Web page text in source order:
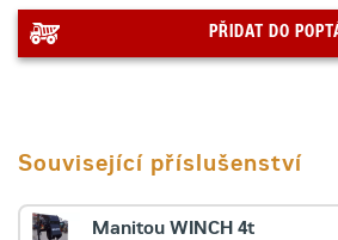
PŘIDAT DO
Související příslušenství
Manitou WINCH 4t